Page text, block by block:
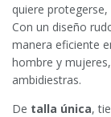
quiere
Con un diseño
manera eficiente
hombre y
ambidiestras.
De talla única,